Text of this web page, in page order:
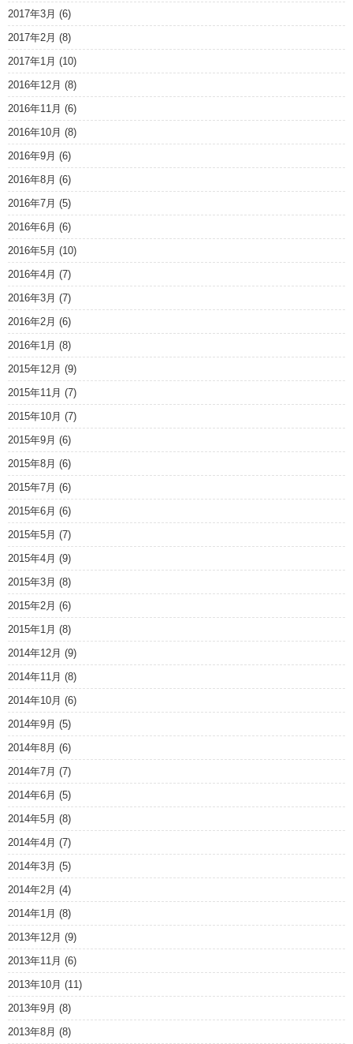
2017年3月 (6)
2017年2月 (8)
2017年1月 (10)
2016年12月 (8)
2016年11月 (6)
2016年10月 (8)
2016年9月 (6)
2016年8月 (6)
2016年7月 (5)
2016年6月 (6)
2016年5月 (10)
2016年4月 (7)
2016年3月 (7)
2016年2月 (6)
2016年1月 (8)
2015年12月 (9)
2015年11月 (7)
2015年10月 (7)
2015年9月 (6)
2015年8月 (6)
2015年7月 (6)
2015年6月 (6)
2015年5月 (7)
2015年4月 (9)
2015年3月 (8)
2015年2月 (6)
2015年1月 (8)
2014年12月 (9)
2014年11月 (8)
2014年10月 (6)
2014年9月 (5)
2014年8月 (6)
2014年7月 (7)
2014年6月 (5)
2014年5月 (8)
2014年4月 (7)
2014年3月 (5)
2014年2月 (4)
2014年1月 (8)
2013年12月 (9)
2013年11月 (6)
2013年10月 (11)
2013年9月 (8)
2013年8月 (8)